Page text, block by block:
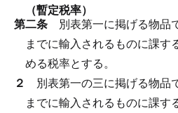
（暫定税率）
第二条
別表第一に掲げる物品
までに輸入されるものに課す
める税率とする。
２
別表第一の三に掲げる物品
までに輸入されるものに課す